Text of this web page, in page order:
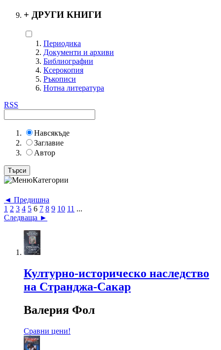
+ ДРУГИ КНИГИ
Периодика
Документи и архиви
Библиографии
Ксерокопия
Ръкописи
Нотна литература
RSS
Навсякъде
Заглавие
Автор
Категории
◄ Предишна
1 2 3 4 5 6 7 8 9 10 11 ...
Следваща ►
Културно-историческо наследство
на Странджа-Сакар
Валерия Фол
Сравни цени!